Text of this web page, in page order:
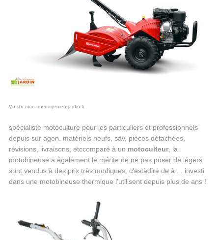
Vu sur monamenagementjardin.fr
spécialiste motoculture pour les particuliers et professionnels
depuis sur agen. matériels neufs, sav, pièces détachées,
révisions, livraisons, etccomparé à un motoculteur, la
motobineuse a également le mérite de ne pas poser de légers
sont vendus à des prix très modiques, c'estàdire de à . . investi
dans une motobineuse thermique l'utilisent depuis plus de ans !